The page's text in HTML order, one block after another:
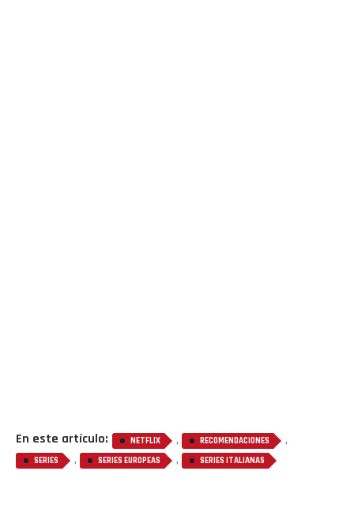
En este artículo: NETFLIX , RECOMENDACIONES ,
SERIES , SERIES EUROPEAS , SERIES ITALIANAS